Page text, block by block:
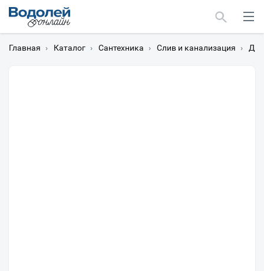
Главная › Каталог › Сантехника › Слив и канализация ›